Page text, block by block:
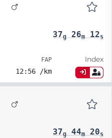
37g26m12s
FAP
12:56 /km
Index
37g44m20s